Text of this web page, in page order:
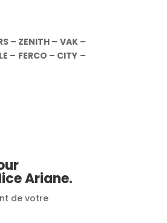
– ZENITH – VAK –
– FERCO – CITY –
Ariane.
de votre